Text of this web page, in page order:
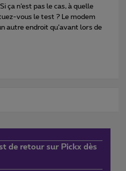
ça n’est pas le cas, à quelle
vous le test ? Le modem
autre endroit qu’avant lors de
de retour sur Pickx dès